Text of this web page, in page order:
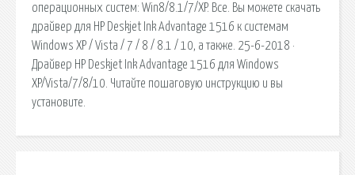
операционных систем: Win8/8.1/7/XP. Все. Вы можете скачать
драйвер для HP Deskjet Ink Advantage 1516 к системам
Windows XP / Vista / 7 / 8 / 8.1 / 10, а также. 25-6-2018 ·
Драйвер HP Deskjet Ink Advantage 1516 для Windows
XP/Vista/7/8/10. Читайте пошаговую инструкцию и вы
установите.